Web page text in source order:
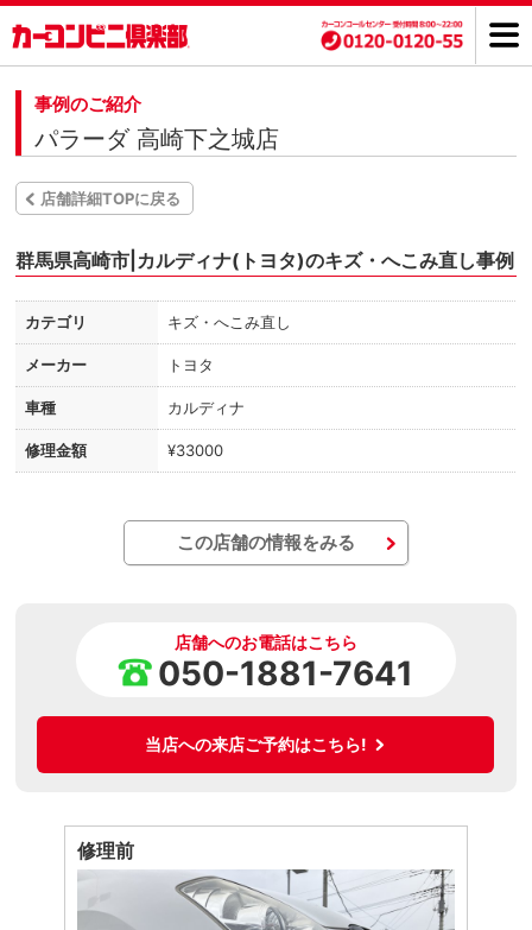
事例のご紹介
パラーダ 高崎下之城店
店舗詳細TOPに戻る
群馬県高崎市|カルディナ(トヨタ)のキズ・へこみ直し事例
カテゴリ キズ・へこみ直し
メーカー トヨタ
車種 カルディナ
修理金額 ¥33000
この店舗の情報をみる
店舗へのお電話はこちら
050-1881-7641
当店への来店ご予約はこちら!
修理前